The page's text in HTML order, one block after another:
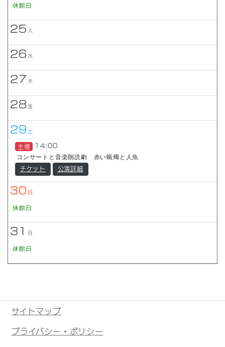
休館日
25 火
26 水
27 木
28 金
29 土
主催 14:00
コンサートと音楽朗読劇 赤い蝋燭と人魚
チケット 公演詳細
30 日
休館日
31 月
休館日
サイトマップ
プライバシー・ポリシー